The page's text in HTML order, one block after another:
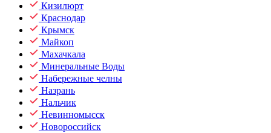
Кизилюрт
Краснодар
Крымск
Майкоп
Махачкала
Минеральные Воды
Набережные челны
Назрань
Нальчик
Невинномысск
Новороссийск